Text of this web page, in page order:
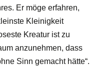
Er möge erfahren,
Kleinigkeit
Kreatur ist zu
anzunehmen, dass
Sinn gemacht hätte“.